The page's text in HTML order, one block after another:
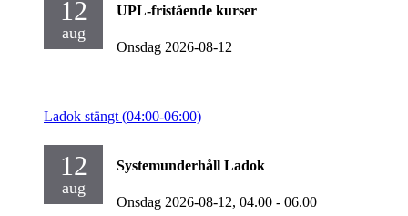
12
aug
UPL-fristående kurser
Onsdag 2026-08-12
Ladok stängt (04:00-06:00)
12
aug
Systemunderhåll Ladok
Onsdag 2026-08-12, 04.00 - 06.00